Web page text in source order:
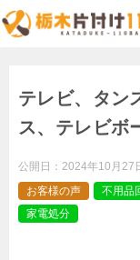
テレビ、タン
ス、テレビボ
公開日： 2024年10月27
お客様の声
不用品
家電処分